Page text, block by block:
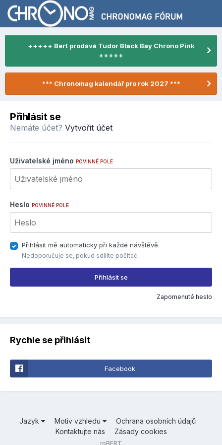
+++++ Bert prodává Tudor Black Bay Chrono Pink
+++++
*** Chronomag kalendář pro rok 2027 ***
Přihlásit se
Nemáte účet? Vytvořit účet
Uživatelské jméno POVINNÉ POLE
Heslo POVINNÉ POLE
Přihlásit mě automaticky při každé návštěvě
Nedoporučuje se, pokud sdílíte počítač
Přihlásit se
Zapomenuté heslo
Rychle se přihlásit
Facebook
Jazyk Motiv vzhledu
Ochrana osobních údajů
Kontaktujte nás
Zásady cookies
roBERT